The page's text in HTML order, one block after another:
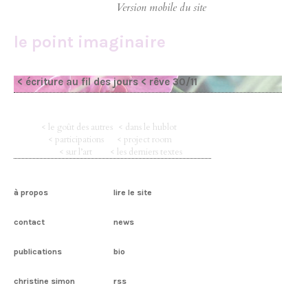
le point imaginaire
< écriture au fil des jours < rêve 30/11
< le goût des autres < dans le hublot
< participations
< project room
< sur l’art
< les derniers textes
à propos lire le site
contact news
publications bio
christine simon rss